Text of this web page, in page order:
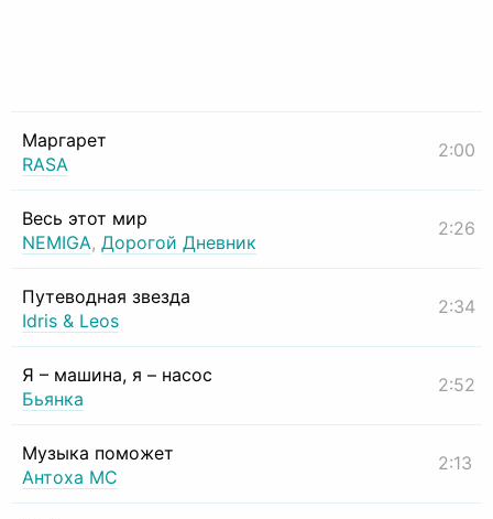
Маргарет
RASA
2:00
Весь этот мир
NEMIGA, Дорогой Дневник
2:26
Путеводная звезда
Idris & Leos
2:34
Я – машина, я – насос
Бьянка
2:52
Музыка поможет
Антоха МС
2:13